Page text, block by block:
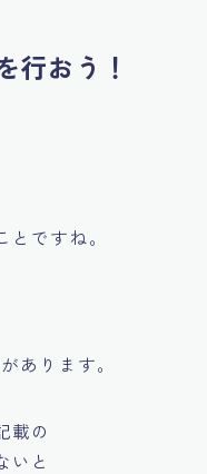
行おう！
ですね。
あります。
載の
いと